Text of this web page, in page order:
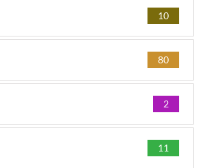
10
80
2
11